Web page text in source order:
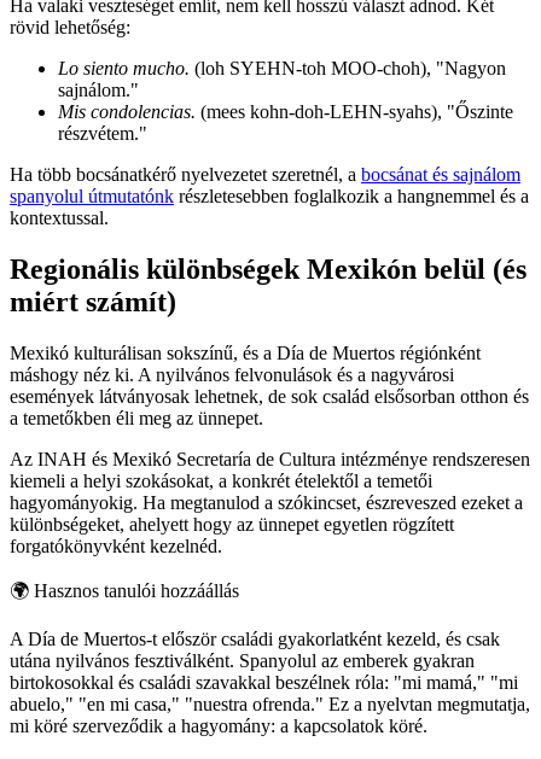
Ha valaki veszteséget említ, nem kell hosszú választ adnod. Két
rövid lehetőség:
Lo siento mucho. (loh SYEHN-toh MOO-choh), "Nagyon
sajnálom."
Mis condolencias. (mees kohn-doh-LEHN-syahs), "Őszinte
részvétem."
Ha több bocsánatkérő nyelvezetet szeretnél, a bocsánat és sajnálom
spanyolul útmutatónk részletesebben foglalkozik a hangnemmel és a
kontextussal.
Regionális különbségek Mexikón belül (és
miért számít)
Mexikó kulturálisan sokszínű, és a Día de Muertos régiónként
máshogy néz ki. A nyilvános felvonulások és a nagyvárosi
események látványosak lehetnek, de sok család elsősorban otthon és
a temetőkben éli meg az ünnepet.
Az INAH és Mexikó Secretaría de Cultura intézménye rendszeresen
kiemeli a helyi szokásokat, a konkrét ételektől a temetői
hagyományokig. Ha megtanulod a szókincset, észreveszed ezeket a
különbségeket, ahelyett hogy az ünnepet egyetlen rögzített
forgatókönyvként kezelnéd.
🌍 Hasznos tanulói hozzáállás
A Día de Muertos-t először családi gyakorlatként kezeld, és csak
utána nyilvános fesztiválként. Spanyolul az emberek gyakran
birtokosokkal és családi szavakkal beszélnek róla: "mi mamá," "mi
abuelo," "en mi casa," "nuestra ofrenda." Ez a nyelvtan megmutatja,
mi köré szerveződik a hagyomány: a kapcsolatok köré.